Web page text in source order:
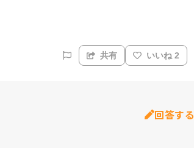
共有 いいね 2
回答する